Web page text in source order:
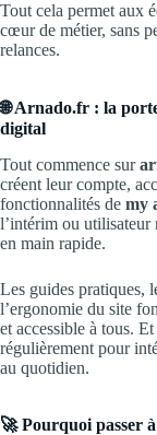
Tout cela permet aux
cœur de métier, sans
relances.
🌐 Arnado.fr : la
digital
Tout commence sur
créent leur compte,
fonctionnalités de my
l’intérim ou utilisateur
en main rapide.
Les guides pratiques,
l’ergonomie du site
et accessible à tous.
régulièrement pour
au quotidien.
🚀 Pourquoi passer